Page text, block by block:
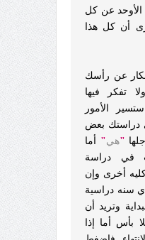
الأوحد عن كل
أن كل هذا
عن رأسك
تفكر فيها
الأمور
دراستك بعض
"هي"
أما
في دراسة
أخرى وإن
سنه دراسية
وتريد أن
بأس أما إذا